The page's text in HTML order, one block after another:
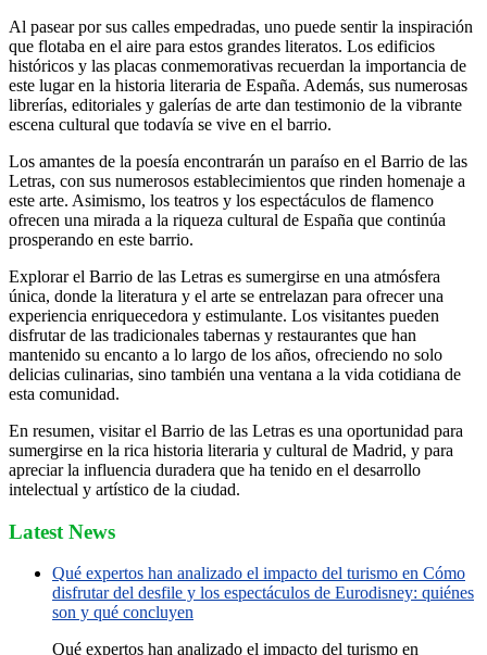
Al pasear por sus calles empedradas, uno puede sentir la inspiración
que flotaba en el aire para estos grandes literatos. Los edificios
históricos y las placas conmemorativas recuerdan la importancia de
este lugar en la historia literaria de España. Además, sus numerosas
librerías, editoriales y galerías de arte dan testimonio de la vibrante
escena cultural que todavía se vive en el barrio.
Los amantes de la poesía encontrarán un paraíso en el Barrio de las
Letras, con sus numerosos establecimientos que rinden homenaje a
este arte. Asimismo, los teatros y los espectáculos de flamenco
ofrecen una mirada a la riqueza cultural de España que continúa
prosperando en este barrio.
Explorar el Barrio de las Letras es sumergirse en una atmósfera
única, donde la literatura y el arte se entrelazan para ofrecer una
experiencia enriquecedora y estimulante. Los visitantes pueden
disfrutar de las tradicionales tabernas y restaurantes que han
mantenido su encanto a lo largo de los años, ofreciendo no solo
delicias culinarias, sino también una ventana a la vida cotidiana de
esta comunidad.
En resumen, visitar el Barrio de las Letras es una oportunidad para
sumergirse en la rica historia literaria y cultural de Madrid, y para
apreciar la influencia duradera que ha tenido en el desarrollo
intelectual y artístico de la ciudad.
Latest News
Qué expertos han analizado el impacto del turismo en Cómo
disfrutar del desfile y los espectáculos de Eurodisney: quiénes
son y qué concluyen
Qué expertos han analizado el impacto del turismo en